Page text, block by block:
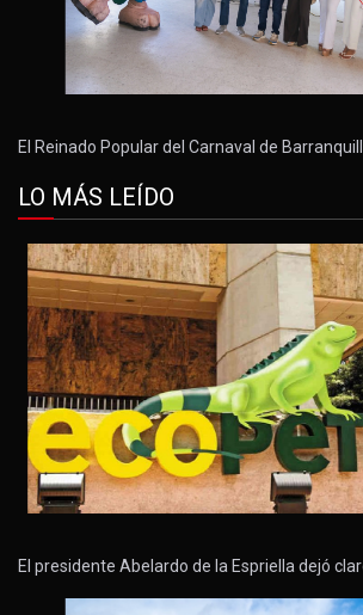
El Reinado Popular del Carnaval de
LO MÁS LEÍDO
El presidente Abelardo de la Espriella dejó